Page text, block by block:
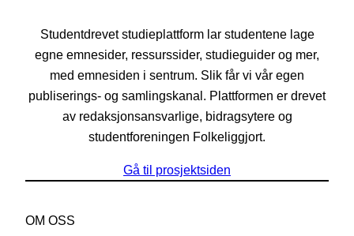
Studentdrevet studieplattform lar studentene lage
egne emnesider, ressurssider, studieguider og mer,
med emnesiden i sentrum. Slik får vi vår egen
publiserings- og samlingskanal. Plattformen er drevet
av redaksjonsansvarlige, bidragsytere og
studentforeningen Folkeliggjort.
Gå til prosjektsiden
OM OSS